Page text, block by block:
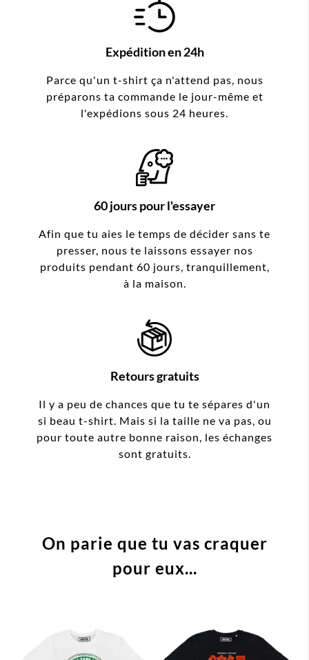
Expédition en 24h
Parce qu'un t-shirt ça n'attend pas, nous
préparons ta commande le jour-même et
l'expédions sous 24 heures.
60 jours pour l'essayer
Afin que tu aies le temps de décider sans te
presser, nous te laissons essayer nos
produits pendant 60 jours, tranquillement,
à la maison.
Retours gratuits
Il y a peu de chances que tu te sépares d'un
si beau t-shirt. Mais si la taille ne va pas, ou
pour toute autre bonne raison, les échanges
sont gratuits.
On parie que tu vas craquer
pour eux...